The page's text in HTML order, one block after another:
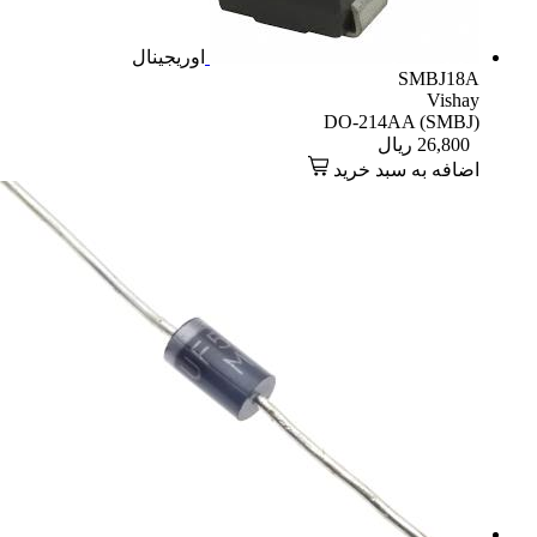
اوریجینال
SMBJ18A
Vishay
DO-214AA (SMBJ)
26,800 ریال
اضافه به سبد خرید